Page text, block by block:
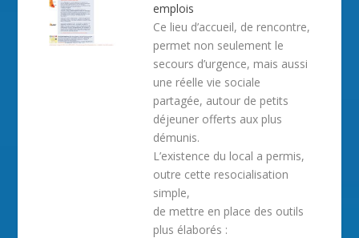
emplois
Ce lieu d’accueil, de rencontre,
permet non seulement le
secours d’urgence, mais aussi
une réelle vie sociale
partagée, autour de petits
déjeuner offerts aux plus
démunis.
L’existence du local a permis,
outre cette resocialisation
simple,
de mettre en place des outils
plus élaborés :